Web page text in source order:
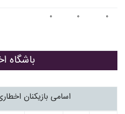
۰ ۰ ۰
باشگاه
اسامی بازیکنان